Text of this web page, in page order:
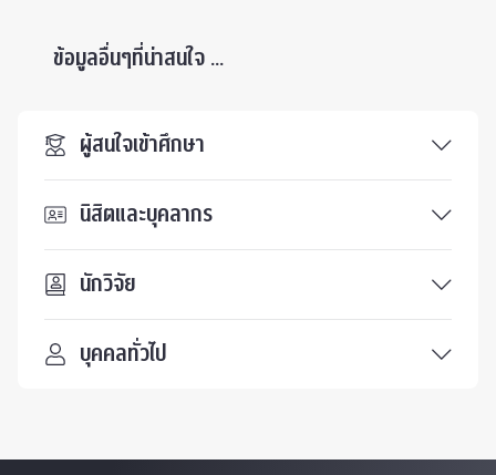
ข้อมูลอื่นๆที่น่าสนใจ ...
ผู้สนใจเข้าศึกษา
นิสิตและบุคลากร
นักวิจัย
บุคคลทั่วไป